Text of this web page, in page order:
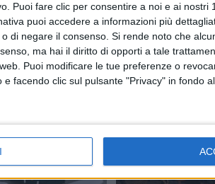
Puoi fare clic per consentire a noi e ai nostri
puoi accedere a informazioni più
di negare il consenso. Si rende noto che
ma hai il diritto di opporti a tale
Puoi modificare le tue preferenze o
facendo clic sul pulsante "Privacy" in fondo